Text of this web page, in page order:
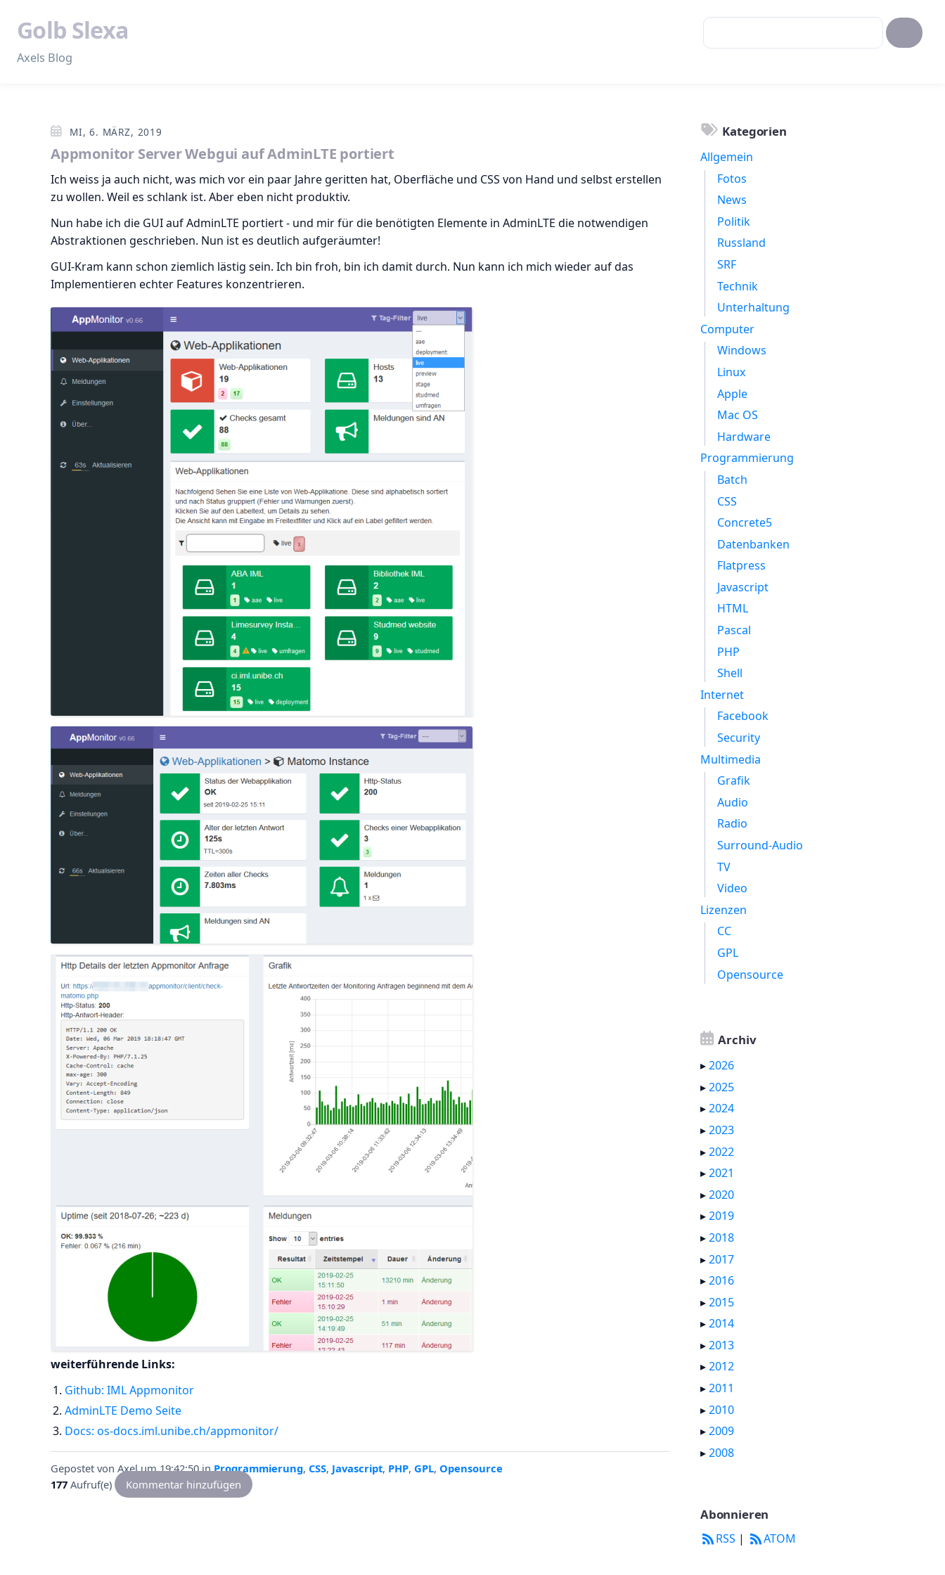
Golb Slexa
Axels Blog
MI, 6. MÄRZ, 2019
Appmonitor Server Webgui auf AdminLTE portiert
Ich weiss ja auch nicht, was mich vor ein paar Jahre geritten hat, Oberfläche und CSS von Hand und selbst erstellen
zu wollen. Weil es schlank ist. Aber eben nicht produktiv.
Nun habe ich die GUI auf AdminLTE portiert - und mir für die benötigten Elemente in AdminLTE die notwendigen
Abstraktionen geschrieben. Nun ist es deutlich aufgeräumter!
GUI-Kram kann schon ziemlich lästig sein. Ich bin froh, bin ich damit durch. Nun kann ich mich wieder auf das
Implementieren echter Features konzentrieren.
weiterführende Links:
Github: IML Appmonitor
AdminLTE Demo Seite
Docs: os-docs.iml.unibe.ch/appmonitor/
Gepostet von Axelum 19:42:50inProgrammierung, CSS, Javascript, PHP, GPL, Opensource
177 Aufruf(e) Kommentar hinzufügen
Kategorien
Allgemein
Fotos
News
Politik
Russland
SRF
Technik
Unterhaltung
Computer
Windows
Linux
Apple
Mac OS
Hardware
Programmierung
Batch
CSS
Concrete5
Datenbanken
Flatpress
Javascript
HTML
Pascal
PHP
Shell
Internet
Facebook
Security
Multimedia
Grafik
Audio
Radio
Surround-Audio
TV
Video
Lizenzen
CC
GPL
Opensource
Archiv
▸2026
▸2025
▸2024
▸2023
▸2022
▸2021
▸2020
▸2019
▸2018
▸2017
▸2016
▸2015
▸2014
▸2013
▸2012
▸2011
▸2010
▸2009
▸2008
Abonnieren
RSS | ATOM